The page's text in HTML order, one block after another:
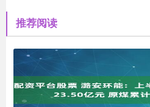
推荐阅读